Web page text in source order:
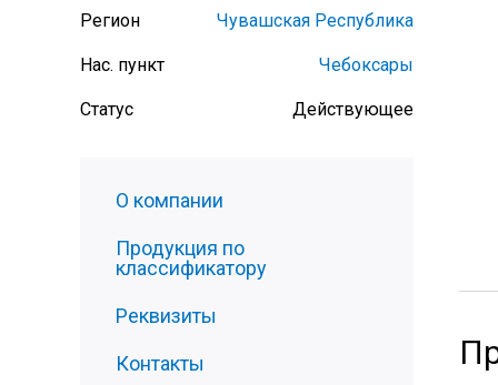
Регион Чувашская Республика
Нас. пункт Чебоксары
Статус Действующее
О компании
Продукция по
классификатору
Реквизиты
Контакты